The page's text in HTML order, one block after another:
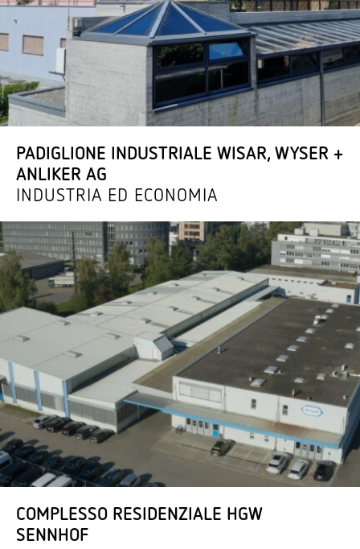
PADI­GLIONE INDU­STRIALE WISAR, WYSER +
ANLIKER AG
INDUSTRIA ED ECONOMIA
COMPLESSO RESIDENZIALE HGW
SENNHOF